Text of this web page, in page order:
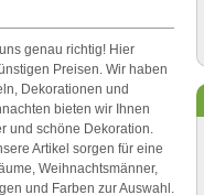
genau richtig! Hier
Preisen. Wir haben
Dekorationen und
bieten wir Ihnen
und schöne Dekoration.
Artikel sorgen für eine
Weihnachtsmänner,
und Farben zur Auswahl.